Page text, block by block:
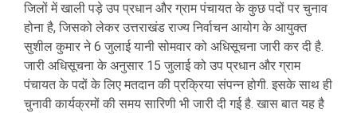
जिलों में खाली पड़े उप प्रधान और ग्राम पंचायत के कुछ पदों पर चुनाव
होना है, जिसको लेकर उत्तराखंड राज्य निर्वाचन आयोग के आयुक्त
सुशील कुमार ने 6 जुलाई यानी सोमवार को अधिसूचना जारी कर दी है.
जारी अधिसूचना के अनुसार 15 जुलाई को उप प्रधान और ग्राम
पंचायत के पदों के लिए मतदान की प्रक्रिया संपन्न होगी. इसके साथ ही
चुनावी कार्यक्रमों की समय सारिणी भी जारी दी गई है. खास बात यह है